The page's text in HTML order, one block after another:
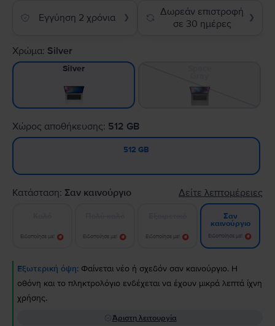
Εγγύηση 2 χρόνια ❯
Δωρεάν επιστροφή
σε 30 ημέρες
❯
Χρώμα: Silver
Silver
Χώρος αποθήκευσης: 512 GB
512 GB
Κατάσταση: Σαν καινούργιο Δείτε λεπτομέρειες
Ειδοποίησε με! Ειδοποίησε με! Ειδοποίησε με!
Σαν
καινούργιο
Ειδοποίησε με!
Εξωτερική όψη: Φαίνεται νέο ή σχεδόν σαν καινούργιο. Η
οθόνη και το πληκτρολόγιο ενδέχεται να έχουν μικρά λεπτά ίχνη
χρήσης.
Άριστη λειτουργία